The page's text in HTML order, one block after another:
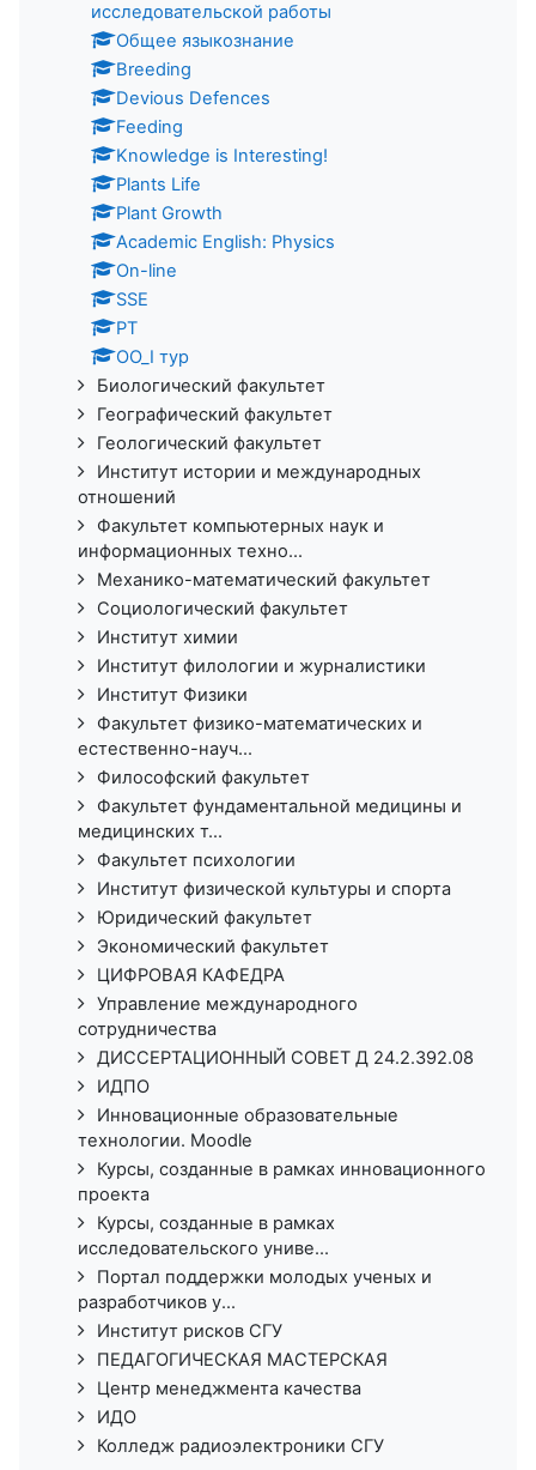
исследовательской работы
Общее языкознание
Breeding
Devious Defences
Feeding
Knowledge is Interesting!
Plants Life
Plant Growth
Academic English: Physics
On-line
SSE
PT
ОО_I тур
Биологический факультет
Географический факультет
Геологический факультет
Институт истории и международных
отношений
Факультет компьютерных наук и
информационных техно...
Механико-математический факультет
Социологический факультет
Институт химии
Институт филологии и журналистики
Институт Физики
Факультет физико-математических и
естественно-науч...
Философский факультет
Факультет фундаментальной медицины и
медицинских т...
Факультет психологии
Институт физической культуры и спорта
Юридический факультет
Экономический факультет
ЦИФРОВАЯ КАФЕДРА
Управление международного
сотрудничества
ДИССЕРТАЦИОННЫЙ СОВЕТ Д 24.2.392.08
ИДПО
Инновационные образовательные
технологии. Moodle
Курсы, созданные в рамках инновационного
проекта
Курсы, созданные в рамках
исследовательского униве...
Портал поддержки молодых ученых и
разработчиков у...
Институт рисков СГУ
ПЕДАГОГИЧЕСКАЯ МАСТЕРСКАЯ
Центр менеджмента качества
ИДО
Колледж радиоэлектроники СГУ